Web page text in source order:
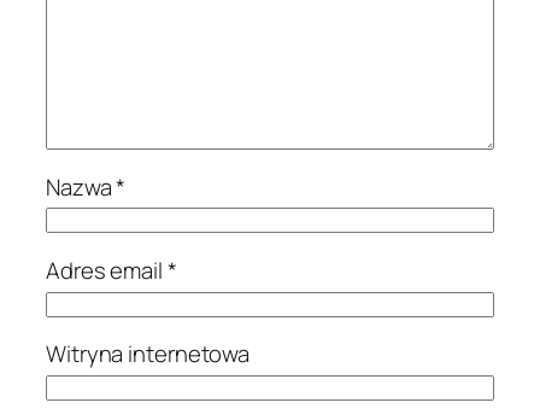
Nazwa*
Adres email*
Witryna internetowa